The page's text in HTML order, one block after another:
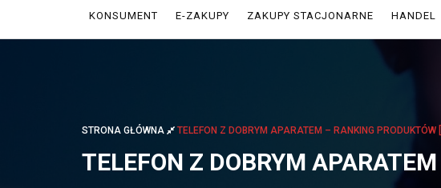
KONSUMENT E-ZAKUPY ZAKUPY STACJONARNE HANDEL
STRONA GŁÓWNA TELEFON Z DOBRYM APARATEM – RANKING PRODUKTÓW
TELEFON Z DOBRYM